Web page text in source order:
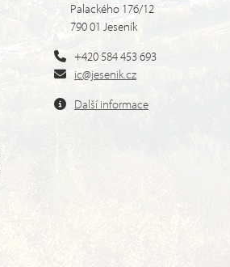
Palackého 176/12
790 01 Jeseník
+420 584 453 693
ic@jesenik.cz
Další informace